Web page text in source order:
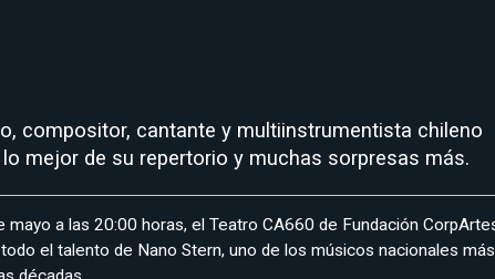
compositor, cantante y multiinstrumentista chileno
mejor de su repertorio y muchas sorpresas más.
mayo a las 20:00 horas, el Teatro CA660 de Fundación
el talento de Nano Stern, uno de los músicos nacionales más